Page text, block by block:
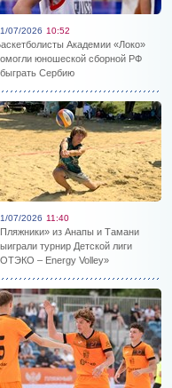
07/2026 10:52
Академии «Локо»
юношеской сборной РФ
Сербию
07/2026 11:40
из Анапы и Тамани
турнир Детской лиги
– Energy Volley»